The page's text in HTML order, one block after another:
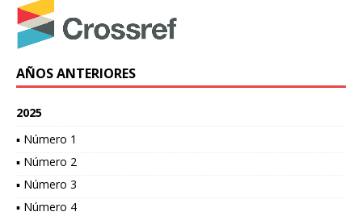
AÑOS ANTERIORES
2025
▪ Número 1
▪ Número 2
▪ Número 3
▪ Número 4